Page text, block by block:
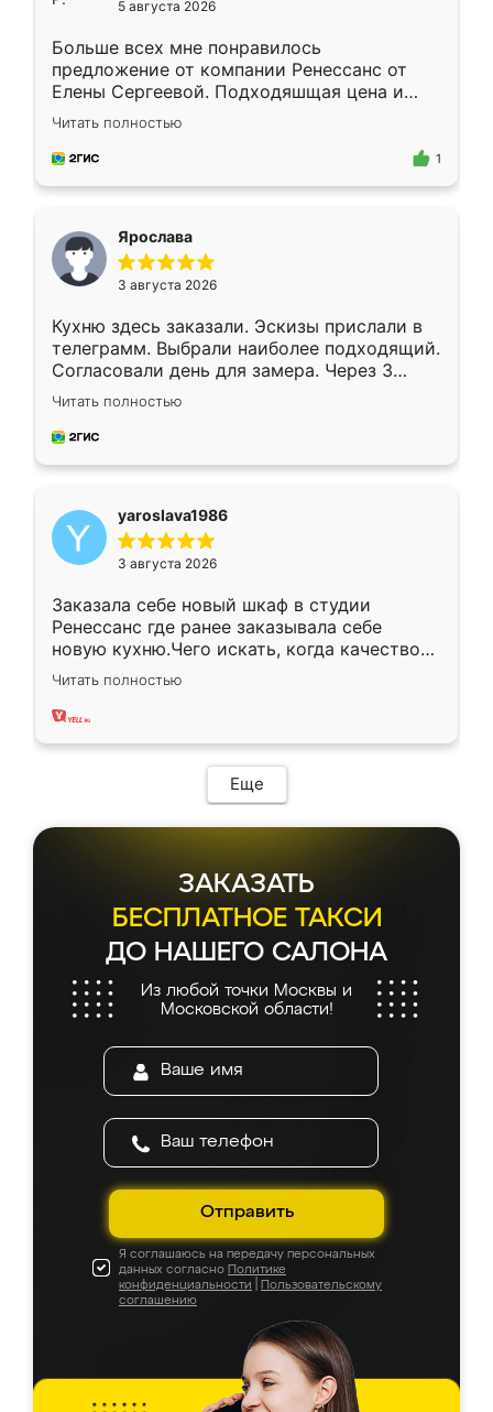
5 августа 2026
Больше всех мне понравилось
предложение от компании Ренессанс от
Елены Сергеевой. Подходяшщая цена и
короткие сроки изготовления. Приехавший
для замера сотрудник Владислав
предложил по моему эскизу самый
Читать полностью
1
Ярослава
3 августа 2026
Кухню здесь заказали. Эскизы прислали в
телеграмм. Выбрали наиболее подходящий.
Согласовали день для замера. Через 3
недели кухня была уже готова. Остались
довольны работой. Спасибо Ренессанс
мебель за качественную работу!
Читать полностью
yaroslava1986
3 августа 2026
Заказала себе новый шкаф в студии
Ренессанс где ранее заказывала себе
новую кухню.Чего искать, когда качеством
вполне довольна. Служит кухня уже почти
два года, нареканий нет.
Читать полностью
Еще
ЗАКАЗАТЬ
БЕСПЛАТНОЕ ТАКСИ
ДО НАШЕГО САЛОНА
Из любой точки Москвы и
Московской области!
Отправить
Я соглашаюсь на передачу персональных
данных согласно Политике
конфиденциальности
Пользовательскому
соглашению